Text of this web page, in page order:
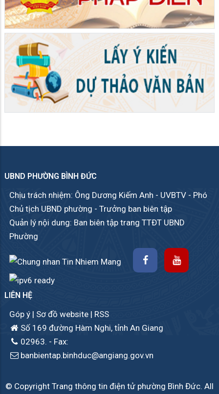
UBND PHƯỜNG BÌNH ĐỨC
Chịu trách nhiệm: Ông Dương Kiếm Anh - UVBTV - Phó
Chủ tịch UBND phường - Trưởng ban biên tập
Quản lý nội dung: Ban biên tập trang TTĐT UBND
Phường
LIÊN HỆ
Góp ý | Sơ đồ website | RSS
Số 169 đường Hàm Nghi, tỉnh An Giang
02963. - Fax:
banbientap.binhduc@angiang.gov.vn
© Copyright Trang thông tin điện tử phường Bình Đức. All